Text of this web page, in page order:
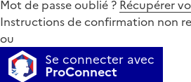
Mot de passe oublié ? Récupérer
Instructions de confirmation non
ou
Se connecter avec
ProConnect